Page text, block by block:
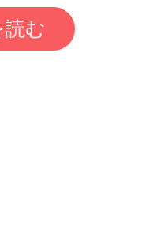
読む